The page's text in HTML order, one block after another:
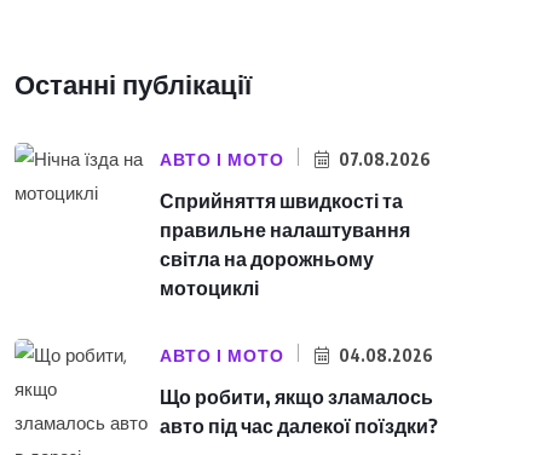
Останні публікації
АВТО І МОТО 07.08.2026
Сприйняття швидкості та
правильне налаштування
світла на дорожньому
мотоциклі
АВТО І МОТО 04.08.2026
Що робити, якщо зламалось
авто під час далекої поїздки?